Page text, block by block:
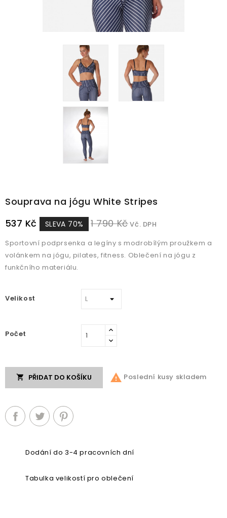
Souprava na jógu White Stripes
537 Kč
SLEVA 70% 1 790 KčVč. DPH
Sportovní podprsenka a legíny s modrobílým proužkem a
volánkem na jógu, pilates, fitness. Oblečení na jógu z
funkčního materiálu.
Velikost
Počet
 PŘIDAT DO KOŠÍKU  Poslední kusy skladem
Dodání do 3-4 pracovních dní
Tabulka velikostí pro oblečení